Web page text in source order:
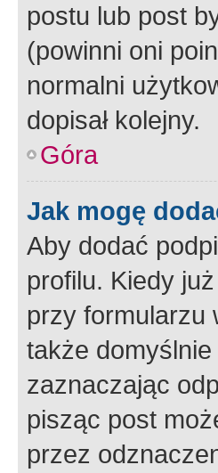
postu lub post
(powinni oni
normalni
dopisał kolejny.
Góra
Jak mogę
Aby dodać
profilu. Kiedy
przy formularzu
także
zaznaczając
pisząc post
przez